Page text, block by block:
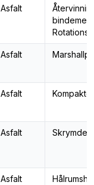
Asfalt
Asfalt
Asfalt
Asfalt
Asfalt